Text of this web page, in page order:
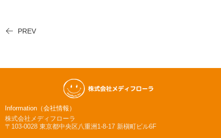
PREV
Information（会社情報）
株式会社メディフローラ
〒103-0028 東京都中央区八重洲1-8-17 新槇町ビル6F